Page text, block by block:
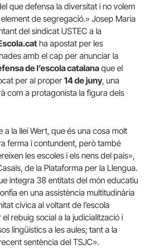
que defensa la diversitat i no volem
de segregació.» Josep Maria
del sindicat USTEC a la
ha apostat per les
amb el cap per anunciar la
de l’escola catalana que el
per al proper14 de juny, una
com a protagonista la figura dels
a la llei Wert, que és una cosa molt
ferma i contundent, però també
les escoles i els nens del país»,
de la Plataforma per la Llengua.
integra 38 entitats del món educatiu
en una assistència multitudinària
cívica al voltant de l’escola
rebuig social a la judicialització i
lingüístics a les aules; tant a la
sentència del TSJC».